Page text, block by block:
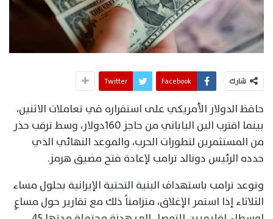
شارك Facebook
Twitter
حافظ الدولار الأمريكي على استقراره في تعاملات الاثنين،
بينما اقترب الين الياباني من حاجز 160دولار، وسط ترقب حذر
من المستثمرين لتطورات الحرب، والموعد النهائي الذي
حدده الرئيس دونالد ترامب لإعادة فتح مضيق هرمز.
وتوعد ترامب باستهداف البنية التحتية الإيرانية بحلول مساء
الثلاثاء إذا استمر الإغلاق، متزامناً ذلك مع تقارير حول مساعٍ